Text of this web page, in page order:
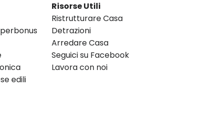
edili
Risorse Utili
Ristrutturare Casa
Detrazioni
Arredare Casa
Seguici su Facebook
Lavora con noi